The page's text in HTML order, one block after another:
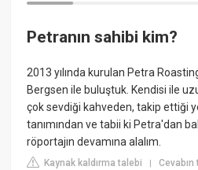
Petranın sahibi kim?
2013 yılında kurulan Petra
Bergsen ile buluştuk. Kendisi ile
çok sevdiği kahveden, takip ettiği
tanımından ve tabii ki Petra'dan
röportajın devamına alalım.
Kaynak kaldırma talebi |Cevabın